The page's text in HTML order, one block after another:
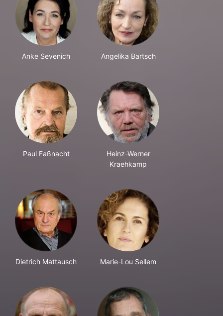
Anke Sevenich Angelika Bartsch
Paul Faßnacht
Heinz-Werner
Kraehkamp
Dietrich Mattausch Marie-Lou Sellem